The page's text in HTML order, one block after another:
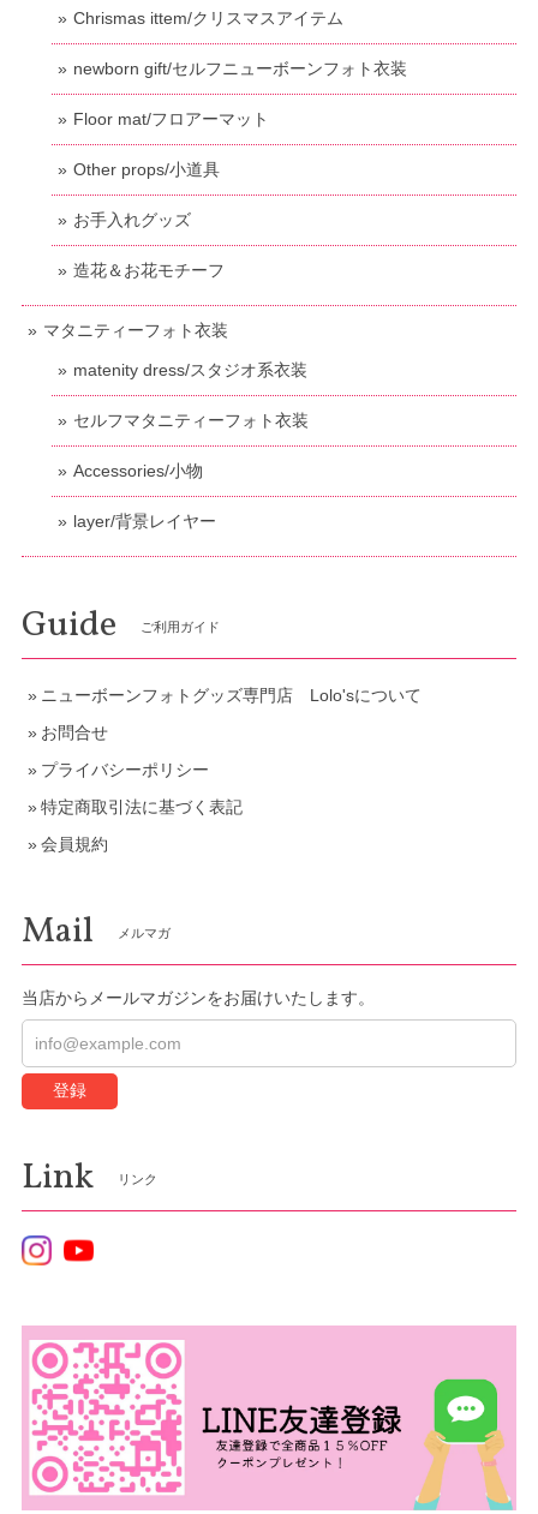
Chrismas ittem/クリスマスアイテム
newborn gift/セルフニューボーンフォト衣装
Floor mat/フロアーマット
Other props/小道具
お手入れグッズ
造花＆お花モチーフ
マタニティーフォト衣装
matenity dress/スタジオ系衣装
セルフマタニティーフォト衣装
Accessories/小物
layer/背景レイヤー
Guide ご利用ガイド
ニューボーンフォトグッズ専門店 Lolo'sについて
お問合せ
プライバシーポリシー
特定商取引法に基づく表記
会員規約
Mail メルマガ
当店からメールマガジンをお届けいたします。
登録
Link リンク